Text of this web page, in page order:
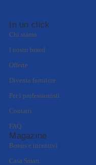
In un click
Chi siamo
I nostri brand
Offerte
Diventa fornitore
Per i professionisti
Contatti
FAQ
Magazine
Bonus e incentivi
Casa Smart